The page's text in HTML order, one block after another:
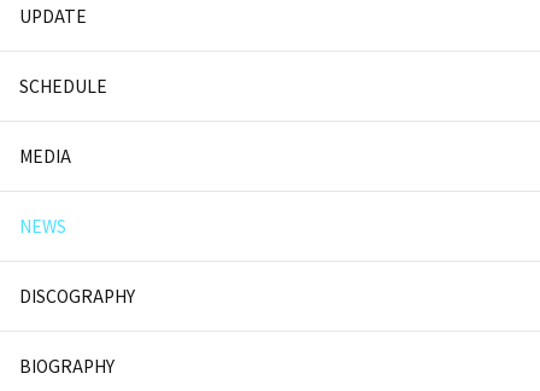
UPDATE
SCHEDULE
MEDIA
NEWS
DISCOGRAPHY
BIOGRAPHY